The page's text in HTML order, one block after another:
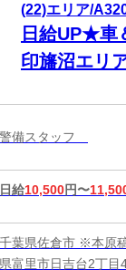
(22)エリア/
日給UP★車
印旛沼エリ
警備スタッフ
日給10,500円〜
千葉県佐倉市 ※本原
県富里市日吉台2丁